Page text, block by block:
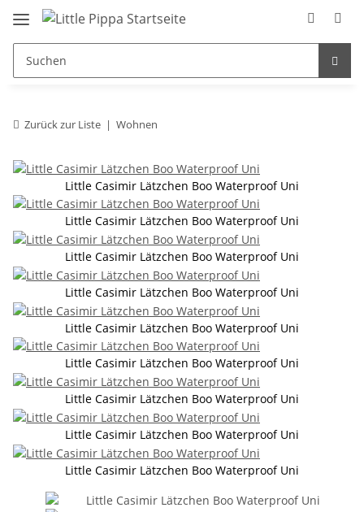
Zum Hauptinhalt springen
springen
Zurück zur Liste Wohnen
Little Casimir Lätzchen Boo Waterproof Uni
Little Casimir Lätzchen Boo Waterproof Uni
Little Casimir Lätzchen Boo Waterproof Uni
Little Casimir Lätzchen Boo Waterproof Uni
Little Casimir Lätzchen Boo Waterproof Uni
Little Casimir Lätzchen Boo Waterproof Uni
Little Casimir Lätzchen Boo Waterproof Uni
Little Casimir Lätzchen Boo Waterproof Uni
Little Casimir Lätzchen Boo Waterproof Uni